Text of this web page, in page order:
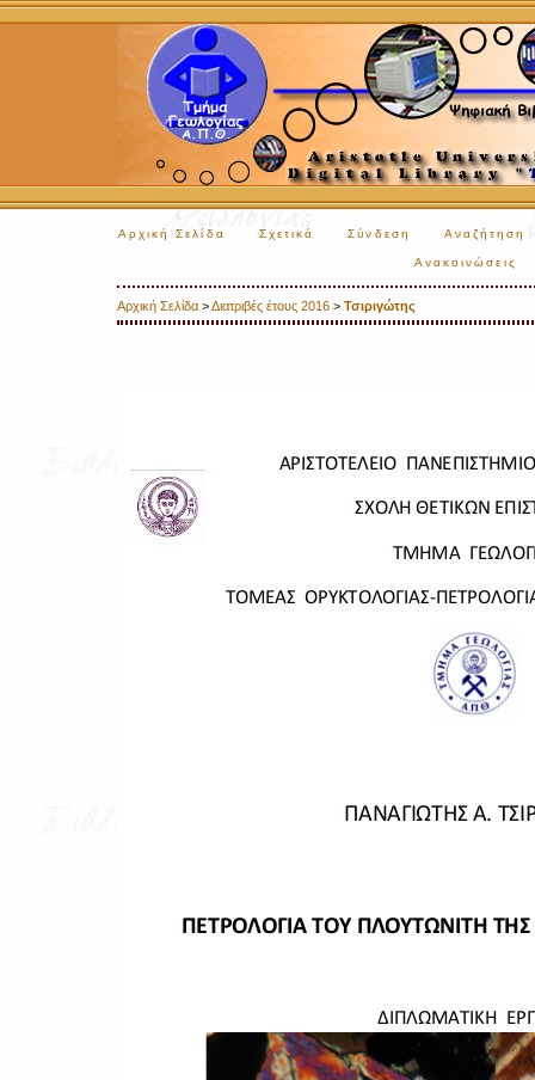
Αρχική Σελίδα Σχετικά Σύνδεση Αναζήτηση
Ανακοινώσεις
Αρχική Σελίδα >Διατριβές έτους 2016 > Τσιριγώτης